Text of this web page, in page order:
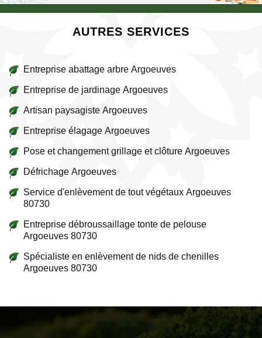
AUTRES SERVICES
Entreprise abattage arbre Argoeuves
Entreprise de jardinage Argoeuves
Artisan paysagiste Argoeuves
Entreprise élagage Argoeuves
Pose et changement grillage et clôture Argoeuves
Défrichage Argoeuves
Service d'enlèvement de tout végétaux Argoeuves
80730
Entreprise débroussaillage tonte de pelouse
Argoeuves 80730
Spécialiste en enlèvement de nids de chenilles
Argoeuves 80730